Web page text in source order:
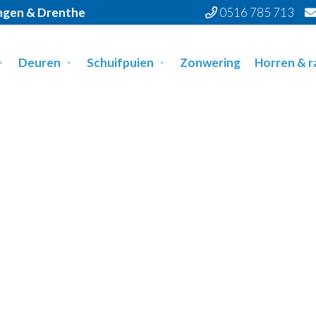
& Drenthe 0516 785 713
Deuren Schuifpuien Zonwering Horren &